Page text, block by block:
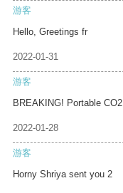
游客
Hello, Greetings fr
2022-01-31
游客
BREAKING! Portable CO2
2022-01-28
游客
Horny Shriya sent you 2